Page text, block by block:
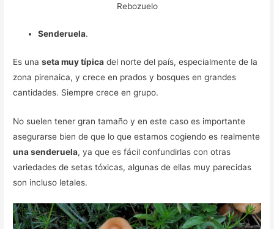
Rebozuelo
Senderuela.
Es unaseta muy típica del norte del país, especialmente de la
zona pirenaica, y crece en prados y bosques en grandes
cantidades. Siempre crece en grupo.
No suelen tener gran tamaño y en este caso es importante
asegurarse bien de que lo que estamos cogiendo es realmente
una senderuela, ya que es fácil confundirlas con otras
variedades de setas tóxicas, algunas de ellas muy parecidas
son incluso letales.